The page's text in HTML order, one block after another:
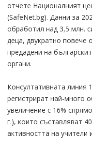
отчете Националният
(SafeNet.bg). Данни за
обработил над 3,5 млн.
деца, двукратно повече
предадени на
органи.
Консултативната линия
регистрират най-много
увеличение с 16%
г.), които съставляват
активността на учители